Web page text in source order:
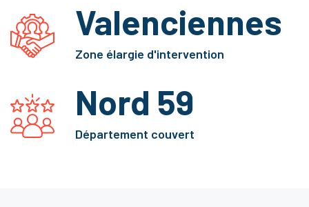
Valenciennes
Zone élargie d'intervention
Nord 59
Département couvert